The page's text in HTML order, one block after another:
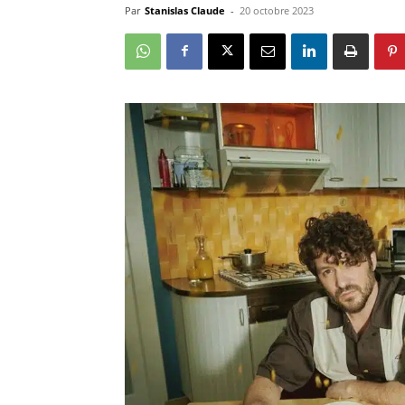
Par Stanislas Claude - 20 octobre 2023